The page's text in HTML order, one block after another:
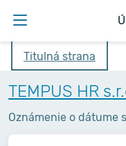
Titulná strana
TEMPUS HR
Oznámenie o dátume